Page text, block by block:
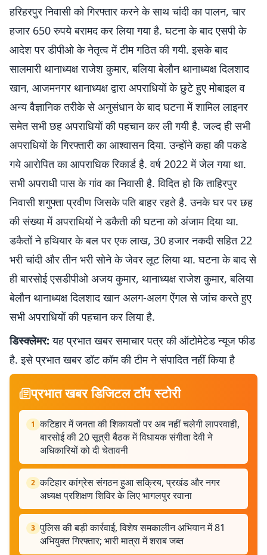
हरिहरपुर निवासी को गिरफ्तार करने के साथ चांदी का पालन, चार
हजार 650 रुपये बरामद कर लिया गया है. घटना के बाद एसपी के
आदेश पर डीपीओ के नेतृत्व में टीम गठित की गयी. इसके बाद
सालमारी थानाध्यक्ष राजेश कुमार, बलिया बेलौन थानाध्यक्ष दिलशाद
खान, आजमनगर थानाध्यक्ष द्वारा अपराधियों के छुटे हुए मोबाइल व
अन्य वैज्ञानिक तरीके से अनुसंधान के बाद घटना में शामिल लाइनर
समेत सभी छह अपराधियों की पहचान कर ली गयी है. जल्द ही सभी
अपराधियों के गिरफ्तारी का आश्वासन दिया. उन्होंने कहा की पकडे
गये आरोपित का आपराधिक रिकार्ड है. वर्ष 2022 में जेल गया था.
सभी अपराधी पास के गांव का निवासी है. विदित हो कि ताहिरपुर
निवासी शगुफ्ता प्रवीण जिसके पति बाहर रहते है. उनके घर पर छह
की संख्या में अपराधियों ने डकैती की घटना को अंजाम दिया था.
डकैतों ने हथियार के बल पर एक लाख, 30 हजार नकदी सहित 22
भरी चांदी और तीन भरी सोने के जेवर लूट लिया था. घटना के बाद से
ही बारसोई एसडीपीओ अजय कुमार, थानाध्यक्ष राजेश कुमार, बलिया
बेलौन थानाध्यक्ष दिलशाद खान अलग-अलग ऐंगल से जांच करते हुए
सभी अपराधियों की पहचान कर लिया है.
डिस्क्लेमर: यह प्रभात खबर समाचार पत्र की ऑटोमेटेड न्यूज फीड
है. इसे प्रभात खबर डॉट कॉम की टीम ने संपादित नहीं किया है
प्रभात खबर डिजिटल टॉप स्टोरी
1 कटिहार में जनता की शिकायतों पर अब नहीं चलेगी लापरवाही,
बारसोई की 20 सूत्री बैठक में विधायक संगीता देवी ने
अधिकारियों को दी चेतावनी
2 कटिहार कांग्रेस संगठन हुआ सक्रिय, प्रखंड और नगर
अध्यक्ष प्रशिक्षण शिविर के लिए भागलपुर रवाना
3 पुलिस की बड़ी कार्रवाई, विशेष समकालीन अभियान में 81
अभियुक्त गिरफ्तार; भारी मात्रा में शराब जब्त